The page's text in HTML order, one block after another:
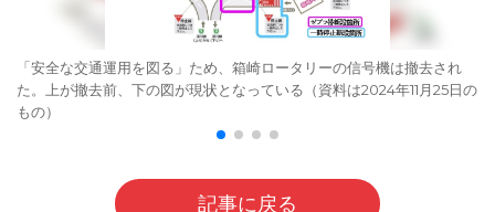
「安全な交通運用を図る」ため、箱崎ロータリーの信号機は撤去され
た。上が撤去前、下の図が現状となっている（資料は2024年11月25日の
もの）
記事に戻る